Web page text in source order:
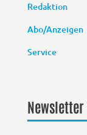
Redaktion
Abo/Anzeigen
Service
Newsletter